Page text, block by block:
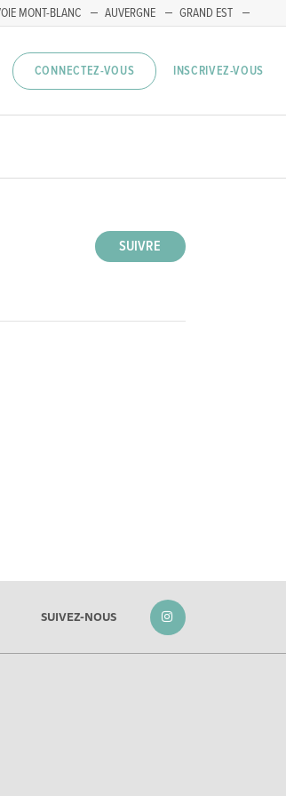
MONT-BLANC AUVERGNE
GRAND EST
CONNECTEZ-VOUS INSCRIVEZ-VOUS
SUIVRE
SUIVEZ-NOUS